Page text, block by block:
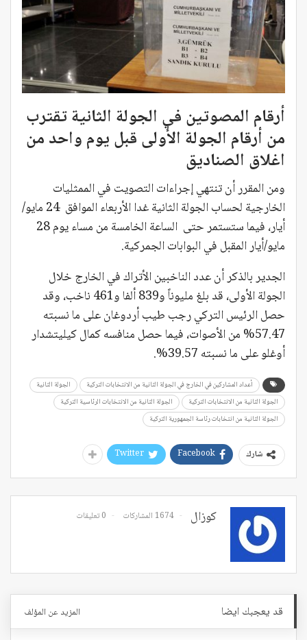
أرقام المصوتين في الجولة الثانية تقترب
من أرقام الجولة الأولى قبل يوم واحد من
اغلاق الصناديق
ومن المقرر أن تنتهي إجراءات التصويت في الممثليات
الخارجية لحساب الجولة الثانية غدا الأربعاء الموافق 24 مايو/
أيار، فيما ستستمر حتى الساعة الخامسة من مساء يوم 28
مايو/أيار المقبل في البوابات الجمركية.
الجدير بالذكر أن عدد الناخبين الأتراك في الخارج خلال
الجولة الأولى، قد بلغ مليوناً و839 ألفا و461 ناخب، وقد
حصل الرئيس التركي رجب طيب أردوغان على ما نسبته
57.47% من الأصوات، فيما حصل منافسه كمال كيليتشدار
أوغلو على ما نسبته 39.57%.
أعداد المشاركين في الخارج في الجولة الثانية من الانتخابات التركية
الجولة الثانية
الجولة الثانية من الانتخابات التركية
الجولة الثانية من الانتخابات الرئاسية التركية
الجولة الثانية من انتخابات رئاسة الجمهورية التركية
شارك Facebook
Twitter
كوزال 1674 المشاركات 0 تعليقات
قد يعجبك ايضا المزيد عن المؤلف